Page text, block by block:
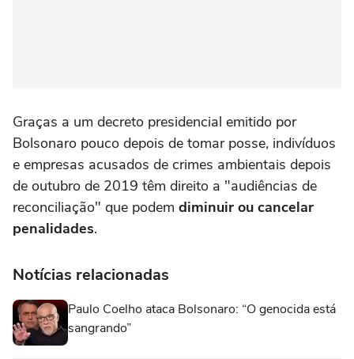
Graças a um decreto presidencial emitido por
Bolsonaro pouco depois de tomar posse, indivíduos
e empresas acusados de crimes ambientais depois
de outubro de 2019 têm direito a "audiências de
reconciliação" que podem diminuir ou cancelar
penalidades.
Notícias relacionadas
Paulo Coelho ataca Bolsonaro: “O genocida está
sangrando”